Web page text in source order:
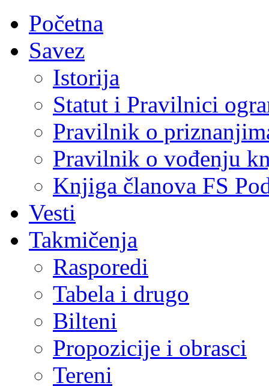
Početna
Savez
Istorija
Statut i Pravilnici
Pravilnik o
Pravilnik o vođenju
Knjiga članova FS
Vesti
Takmičenja
Rasporedi
Tabela i drugo
Bilteni
Propozicije i obrasci
Tereni